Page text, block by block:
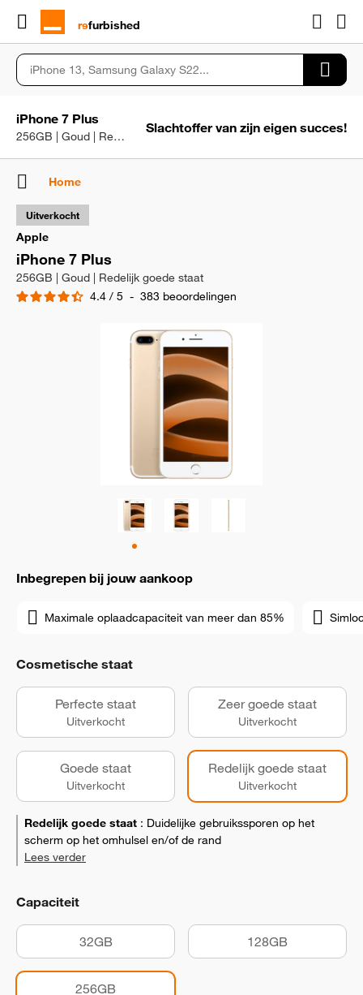
rɘfurbished
iPhone 7 Plus
256GB | Goud | Redelijk goede staat
Slachtoffer van zijn eigen succes!
Home
Apple
iPhone 7 Plus
256GB | Goud | Redelijk goede staat
4.4 / 5 - 383 beoordelingen
Uitverkocht
Inbegrepen bij jouw aankoop
Maximale oplaadcapaciteit van meer dan 85%
Cosmetische staat
Perfecte staat
Uitverkocht
Zeer goede staat
Uitverkocht
Goede staat
Uitverkocht
Redelijk goede staat
Uitverkocht
Redelijk goede staat : Duidelijke gebruikssporen op het
scherm op het omhulsel en/of de rand
Lees verder
Capaciteit
32GB 128GB
256GB